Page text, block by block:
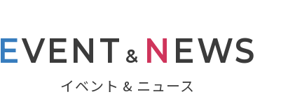
EVENT & N EWS
イベント & ニュース